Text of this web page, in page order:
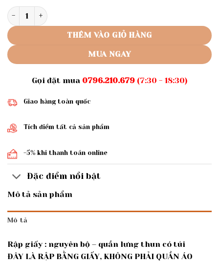
Rập giấy A0 mã 1658- bộ đi chùa số lượng
THÊM VÀO GIỎ HÀNG
MUA NGAY
Gọi đặt mua 0796.210.679(7:30 - 18:30)
Giao hàng toàn quốc
Tích điểm tất cả sản phẩm
-5% khi thanh toán online
Đặc điểm nổi bật
Mô tả sản phẩm
Mô tả
Rập giấy : nguyên bộ – quần lưng thun có túi
ĐÂY LÀ RẬP BẰNG GIẤY, KHÔNG PHẢI QUẦN ÁO